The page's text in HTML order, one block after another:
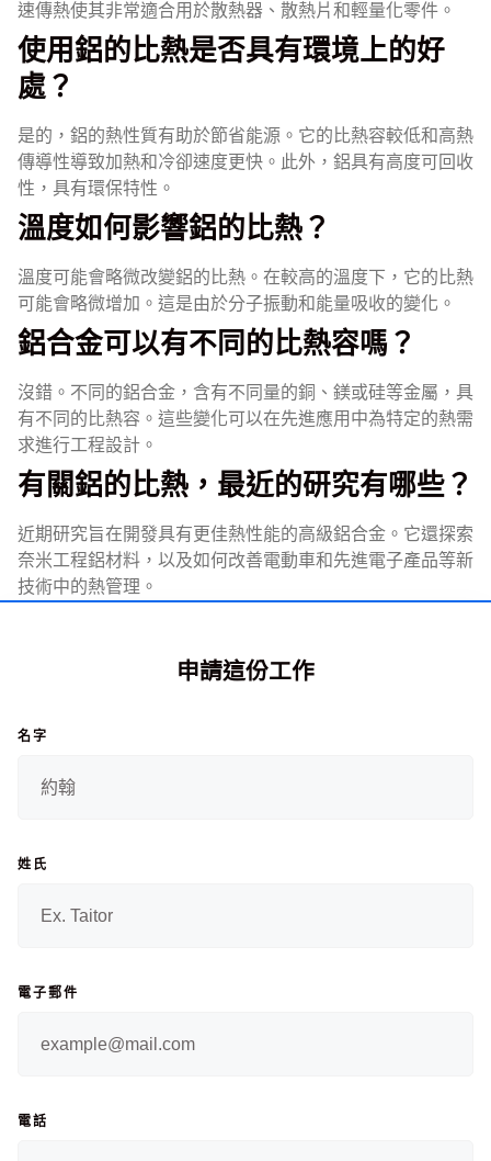
速傳熱使其非常適合用於散熱器、散熱片和輕量化零件。
使用鋁的比熱是否具有環境上的好
處？
是的，鋁的熱性質有助於節省能源。它的比熱容較低和高熱
傳導性導致加熱和冷卻速度更快。此外，鋁具有高度可回收
性，具有環保特性。
溫度如何影響鋁的比熱？
溫度可能會略微改變鋁的比熱。在較高的溫度下，它的比熱
可能會略微增加。這是由於分子振動和能量吸收的變化。
鋁合金可以有不同的比熱容嗎？
沒錯。不同的鋁合金，含有不同量的銅、鎂或硅等金屬，具
有不同的比熱容。這些變化可以在先進應用中為特定的熱需
求進行工程設計。
有關鋁的比熱，最近的研究有哪些？
近期研究旨在開發具有更佳熱性能的高級鋁合金。它還探索
奈米工程鋁材料，以及如何改善電動車和先進電子產品等新
技術中的熱管理。
申請這份工作
名字
姓氏
電子郵件
電話